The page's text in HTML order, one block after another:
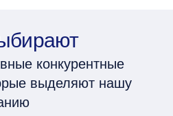
конкурентные
выделяют нашу